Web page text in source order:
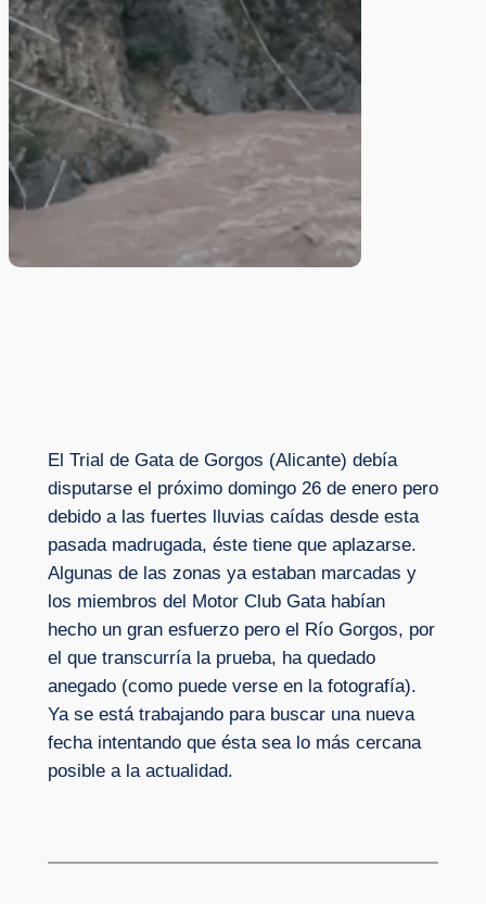
El Trial de Gata de Gorgos (Alicante) debía
disputarse el próximo domingo 26 de enero pero
debido a las fuertes lluvias caídas desde esta
pasada madrugada, éste tiene que aplazarse.
Algunas de las zonas ya estaban marcadas y
los miembros del Motor Club Gata habían
hecho un gran esfuerzo pero el Río Gorgos, por
el que transcurría la prueba, ha quedado
anegado (como puede verse en la fotografía).
Ya se está trabajando para buscar una nueva
fecha intentando que ésta sea lo más cercana
posible a la actualidad.